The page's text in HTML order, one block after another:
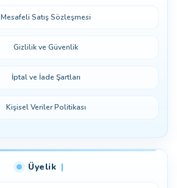
Mesafeli Satış Sözleşmesi
Gizlilik ve Güvenlik
İptal ve İade Şartları
Kişisel Veriler Politikası
Üyelik